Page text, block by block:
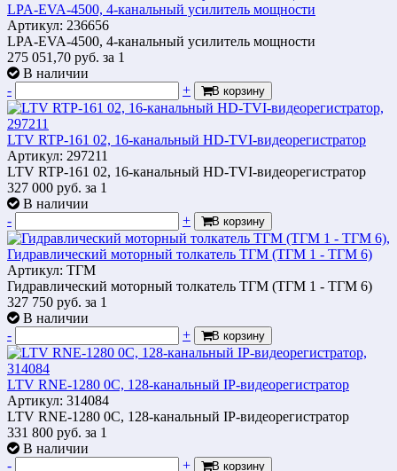
LPA-EVA-4500, 4-канальный усилитель мощности
Артикул: 236656
LPA-EVA-4500, 4-канальный усилитель мощности
275 051,70 руб. за 1
В наличии
-
+ В корзину
LTV RTP-161 02, 16-канальный HD-TVI-видеорегистратор
Артикул: 297211
LTV RTP-161 02, 16-канальный HD-TVI-видеорегистратор
327 000 руб. за 1
В наличии
-
+ В корзину
Гидравлический моторный толкатель ТГМ (ТГМ 1 - ТГМ 6)
Артикул: ТГМ
Гидравлический моторный толкатель ТГМ (ТГМ 1 - ТГМ 6)
327 750 руб. за 1
В наличии
-
+ В корзину
LTV RNE-1280 0C, 128-канальный IP-видеорегистратор
Артикул: 314084
LTV RNE-1280 0C, 128-канальный IP-видеорегистратор
331 800 руб. за 1
В наличии
-
+ В корзину